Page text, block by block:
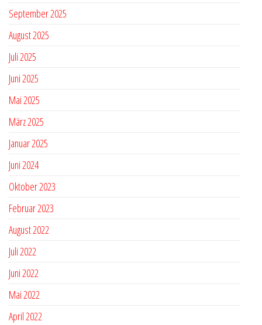
September 2025
August 2025
Juli 2025
Juni 2025
Mai 2025
März 2025
Januar 2025
Juni 2024
Oktober 2023
Februar 2023
August 2022
Juli 2022
Juni 2022
Mai 2022
April 2022